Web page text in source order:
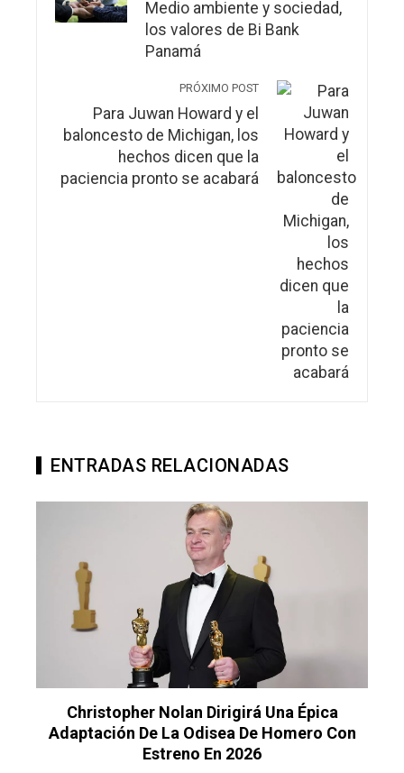
Medio ambiente y sociedad,
los valores de Bi Bank
Panamá
PRÓXIMO POST
Para Juwan Howard y el
baloncesto de Michigan, los
hechos dicen que la
paciencia pronto se acabará
ENTRADAS RELACIONADAS
Christopher Nolan Dirigirá Una Épica
Adaptación De La Odisea De Homero Con
Estreno En 2026